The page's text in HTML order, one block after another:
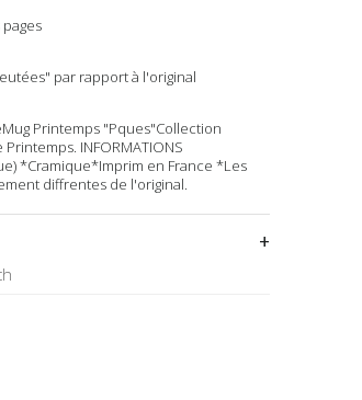
par rapport à l'original
Printemps "Pques"Collection
INFORMATIONS
*Cramique*Imprim en France *Les
diffrentes de l'original.